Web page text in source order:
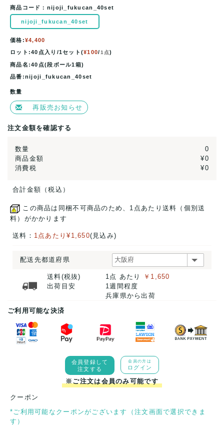
商品コード： nijoji_fukucan_40set
nijoji_fukucan_40set
価格:¥4,400
ロット:40点入り/1セット(¥100/1点)
商品名:40点(段ボール1箱)
品番:nijoji_fukucan_40set
数量
再販売お知らせ
注文金額を確認する
数量
0
商品金額
¥0
消費税
¥0
合計金額（税込）
この商品は同梱不可商品のため、1点あたり送料（個別送
料）がかかります
送料： 1点あたり¥1,650(見込み)
配送先都道府県
送料(税抜)
出荷目安
1点 あたり
￥1,650
1週間程度
兵庫県から出荷
ご利用可能な決済
会員登録して
注文する
会員の方は
ログイン
※ご注文は会員のみ可能です
クーポン
*ご利用可能なクーポンがございます（注文画面で選択できま
す）